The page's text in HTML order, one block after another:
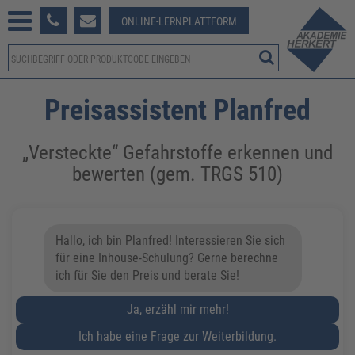
381-123 ONLINE-LERNPLATTFORM
Preisassistent Planfred
„Versteckte“ Gefahrstoffe erkennen und
bewerten (gem. TRGS 510)
Hallo, ich bin Planfred! Interessieren Sie sich
für eine Inhouse-Schulung? Gerne berechne
ich für Sie den Preis und berate Sie!
Ja, erzähl mir mehr!
Ich habe eine Frage zur Weiterbildung.